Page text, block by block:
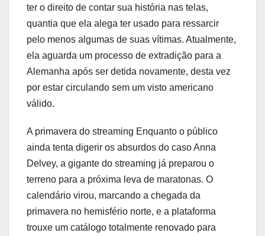
ter o direito de contar sua história nas telas,
quantia que ela alega ter usado para ressarcir
pelo menos algumas de suas vítimas. Atualmente,
ela aguarda um processo de extradição para a
Alemanha após ser detida novamente, desta vez
por estar circulando sem um visto americano
válido.
A primavera do streaming Enquanto o público
ainda tenta digerir os absurdos do caso Anna
Delvey, a gigante do streaming já preparou o
terreno para a próxima leva de maratonas. O
calendário virou, marcando a chegada da
primavera no hemisfério norte, e a plataforma
trouxe um catálogo totalmente renovado para